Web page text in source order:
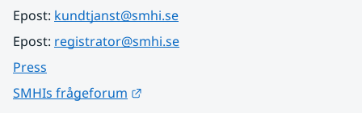
Epost: kundtjanst@smhi.se
Epost: registrator@smhi.se
Press
SMHIs frågeforum